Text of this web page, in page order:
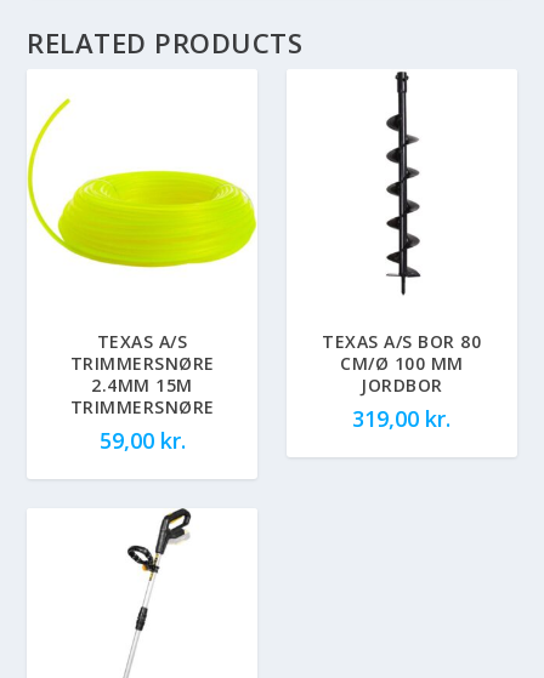
RELATED PRODUCTS
TEXAS A/S
TRIMMERSNØRE
2.4MM 15M
TRIMMERSNØRE
59,00 kr.
TEXAS A/S BOR 80
CM/Ø 100 MM
JORDBOR
319,00 kr.